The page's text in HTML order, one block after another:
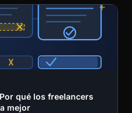
qué los freelancers
mejor